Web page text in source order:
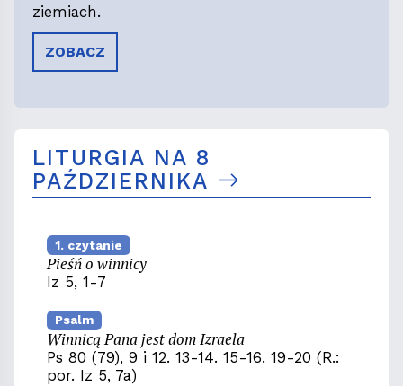
ziemiach.
ZOBACZ
LITURGIA NA 8
PAŹDZIERNIKA
1. czytanie
Pieśń o winnicy
Iz 5, 1-7
Psalm
Winnicą Pana jest dom Izraela
Ps 80 (79), 9 i 12. 13-14. 15-16. 19-20 (R.:
por. Iz 5, 7a)